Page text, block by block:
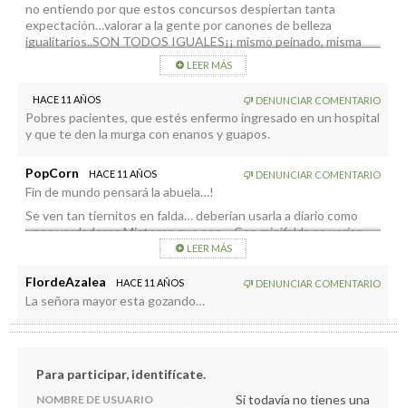
no entiendo por que estos concursos despiertan tanta
expectación…valorar a la gente por canones de belleza
igualitarios..SON TODOS IGUALES¡¡ mismo peinado, misma
sonrisa, mismo estilismo de ropa….uniformidad para pasar por el
aro de la belleza occidental…y luego queremos educar en
LEER MÁS
HACE 11 AÑOS DENUNCIAR COMENTARIO
Pobres pacientes, que estés enfermo ingresado en un hospital
y que te den la murga con enanos y guapos.
PopCorn HACE 11 AÑOS DENUNCIAR COMENTARIO
Fin de mundo pensará la abuela…!
Se ven tan tiernitos en falda… deberían usarla a diario como
unos verdaderos Misteres que son… Con minifalda se verían
LEER MÁS
FlordeAzalea HACE 11 AÑOS DENUNCIAR COMENTARIO
La señora mayor esta gozando…
Para participar, identifícate.
NOMBRE DE USUARIO
Si todavía no tienes una